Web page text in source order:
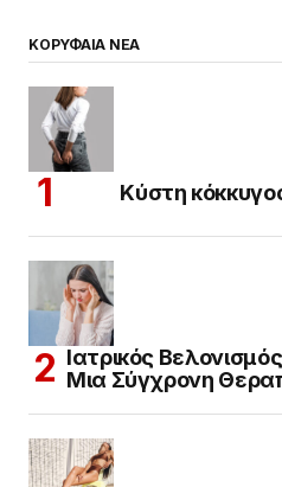
ΚΟΡΥΦΑΙΑ ΝΕΑ
Κύστη
Ιατρικός
Μια Σύγχρονη